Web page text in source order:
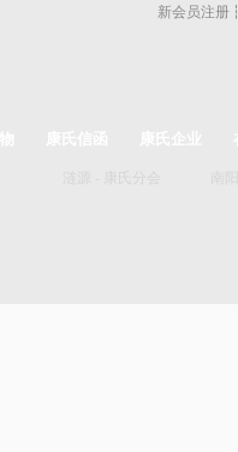
新会员注册 ┆